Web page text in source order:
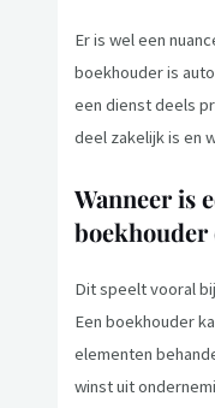
Er is wel een
boekhouder is
een dienst deels
deel zakelijk is en
Wanneer is
boekhouder
Dit speelt vooral
Een boekhouder
elementen
winst uit